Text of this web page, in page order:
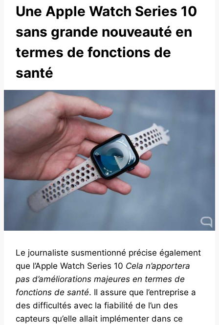
Une Apple Watch Series 10
sans grande nouveauté en
termes de fonctions de
santé
Le journaliste susmentionné précise également
que l’Apple Watch Series 10 Cela n’apportera
pas d’améliorations majeures en termes de
fonctions de santé. Il assure que l’entreprise a
des difficultés avec la fiabilité de l’un des
capteurs qu’elle allait implémenter dans ce